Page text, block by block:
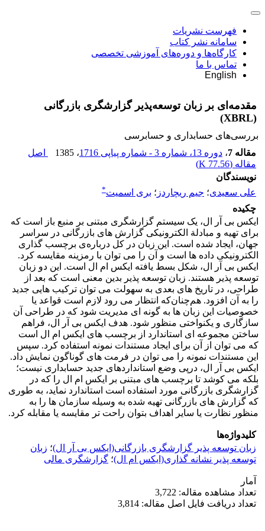
فهرست نشریات
سامانه نشر کتاب
کارگاه‌ها و دوره‌های آموزشی تخصصی
تماس با ما
English
مقدمه‌ای بر زبان توسعه‌پذیر گزارشگری بازرگانی
(XBRL)
بررسی‏‌های حسابداری و حسابرسی
مقاله 7
، دوره 13، شماره 3 - شماره پیاپی 1716 ، 1385
اصل
مقاله (77.56 K
)
نویسندگان
علی سعیدی؛ جیم ریچاردز ؛ بری اسمیت*
چکیده
ایکس بی آر ال، یک سیستم گزارشگری مبتنی بر منبع باز است که
برای تهیه و مبادلة الکترونیکی گزارش های بازرگانی در سراسر
جهان، ایجاد شده است. این زبان در کل درباره‌ی برچسب گذاری
الکترونیکی داده ها است و آن را می توان با رمزینه مقایسه کرد.
ایکس بی آر ال، شکل بسط یافته ایکس ام ال است. این دو زبان
توسعه پذیر هستند. زبان توسعه پذیر بدین معنی است که بعد از
طراحی، در تاریخ های بعدی به سهولت می توان ترکیب هایی جدید
را به آن افزود. هم‌چنان‌که انتظار می رود لازم است قواعد یا
خصوصیات این زبان ها به گونه ای مدیریت شود که در طراحی آن
سازگاری و یکنواختی منظور شود. هدف ایکس بی آر ال، فراهم
ساختن مجموعه ای استاندارد از برچسب های ایکس ام ال است
که می توان از آن برای ایجاد مستندات نمونه استفاده کرد. سپس
این مستندات نمونه را می توان در فرمت های گوناگون نمایش داد.
ایکس بی آر ال، درپی وضع استانداردهای جدید حسابداری نیست؛
بلکه می کوشد تا برچسب های مبتنی بر ایکس ام ال را که در
گزارشگری بازرگانی مورد استفاده است استاندارد نماید، به طوری
که گزارش های بازرگانی تهیه شده به وسیله سازمان ها را به
منظور نظارت یا سایر اهداف بتوان راحت تر مقایسه یا مقابله کرد.
کلیدواژه‌ها
زبان توسعه پذیر گزارشگری بازرگانی(ایکس بی آر ال)؛ زبان
توسعه پذیر نشانه گذاری(ایکس ام ال)؛ گزارشگری مالی
آمار
تعداد مشاهده مقاله: 3,722
تعداد دریافت فایل اصل مقاله: 3,814